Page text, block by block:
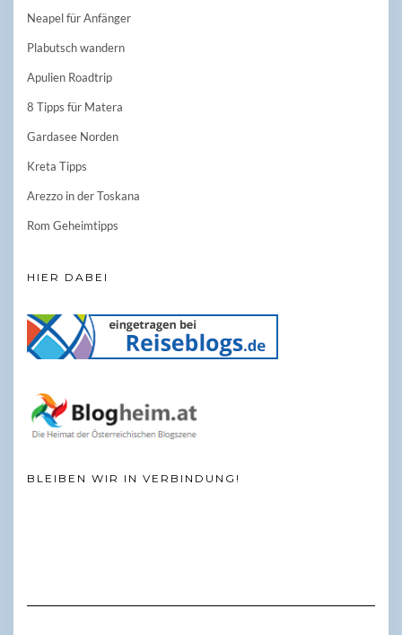
Neapel für Anfänger
Plabutsch wandern
Apulien Roadtrip
8 Tipps für Matera
Gardasee Norden
Kreta Tipps
Arezzo in der Toskana
Rom Geheimtipps
HIER DABEI
BLEIBEN WIR IN VERBINDUNG!